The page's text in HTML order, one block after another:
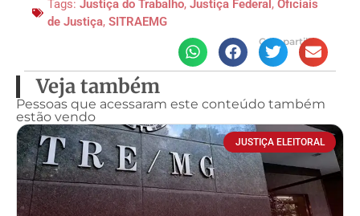
Tags: Justiça do Trabalho, Justiça Federal , Oficiais
de Justiça, SITRAEMG
Compartilhe
Veja também
Pessoas que acessaram este conteúdo também
estão vendo
JUSTIÇA ELEITORAL